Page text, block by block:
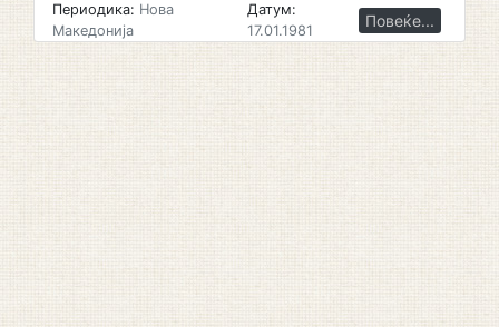
Периодика: Нова
Македонија
Датум:
17.01.1981
Повеќе...